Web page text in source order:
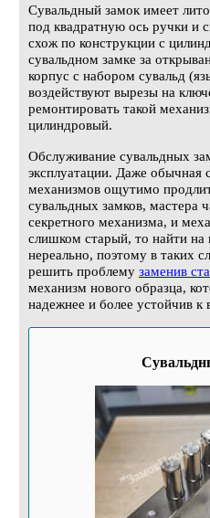
Сувальдный замок имеет
под квадратную ось ручки и
схож по конструкции с
сувальдном замке за
корпус с набором сувальд
воздействуют вырезы на
ремонтировать такой
цилиндровый.
Обслуживание сувальдных
эксплуатации. Даже обычная
механизмов ощутимо
сувальдных замков, мастера
секретного механизма, и
слишком старый, то найти
нереально, поэтому в таких
решить проблему заменив
механизм нового образца,
надежнее и более устойчив к